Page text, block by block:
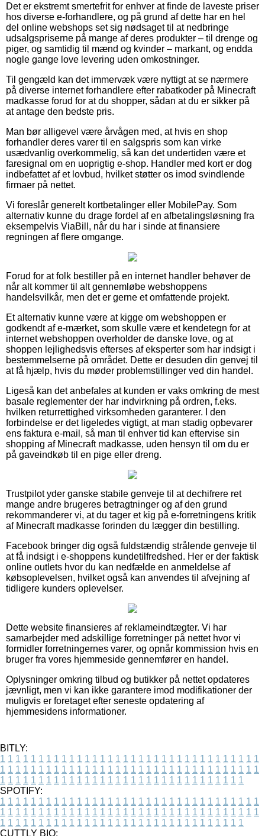
Det er ekstremt smertefrit for enhver at finde de laveste priser
hos diverse e-forhandlere, og på grund af dette har en hel
del online webshops set sig nødsaget til at nedbringe
udsalgspriserne på mange af deres produkter – til drenge og
piger, og samtidig til mænd og kvinder – markant, og endda
nogle gange love levering uden omkostninger.
Til gengæld kan det immervæk være nyttigt at se nærmere
på diverse internet forhandlere efter rabatkoder på Minecraft
madkasse forud for at du shopper, sådan at du er sikker på
at antage den bedste pris.
Man bør alligevel være årvågen med, at hvis en shop
forhandler deres varer til en salgspris som kan virke
usædvanlig overkommelig, så kan det undertiden være et
faresignal om en uoprigtig e-shop. Handler med kort er dog
indbefattet af et lovbud, hvilket støtter os imod svindlende
firmaer på nettet.
Vi foreslår generelt kortbetalinger eller MobilePay. Som
alternativ kunne du drage fordel af en afbetalingsløsning fra
eksempelvis ViaBill, når du har i sinde at finansiere
regningen af flere omgange.
Forud for at folk bestiller på en internet handler behøver de
når alt kommer til alt gennemløbe webshoppens
handelsvilkår, men det er gerne et omfattende projekt.
Et alternativ kunne være at kigge om webshoppen er
godkendt af e-mærket, som skulle være et kendetegn for at
internet webshoppen overholder de danske love, og at
shoppen lejlighedsvis efterses af eksperter som har indsigt i
bestemmelserne på området. Dette er desuden din genvej til
at få hjælp, hvis du møder problemstillinger ved din handel.
Ligeså kan det anbefales at kunden er vaks omkring de mest
basale reglementer der har indvirkning på ordren, f.eks.
hvilken returrettighed virksomheden garanterer. I den
forbindelse er det ligeledes vigtigt, at man stadig opbevarer
ens faktura e-mail, så man til enhver tid kan eftervise sin
shopping af Minecraft madkasse, uden hensyn til om du er
på gaveindkøb til en pige eller dreng.
Trustpilot yder ganske stabile genveje til at dechifrere ret
mange andre brugeres betragtninger og af den grund
rekommanderer vi, at du tager et kig på e-forretningens kritik
af Minecraft madkasse forinden du lægger din bestilling.
Facebook bringer dig også fuldstændig strålende genveje til
at få indsigt i e-shoppens kundetilfredshed. Her er der faktisk
online outlets hvor du kan nedfælde en anmeldelse af
købsoplevelsen, hvilket også kan anvendes til afvejning af
tidligere kunders oplevelser.
Dette website finansieres af reklameindtægter. Vi har
samarbejder med adskillige forretninger på nettet hvor vi
formidler forretningernes varer, og opnår kommission hvis en
bruger fra vores hjemmeside gennemfører en handel.
Oplysninger omkring tilbud og butikker på nettet opdateres
jævnligt, men vi kan ikke garantere imod modifikationer der
muligvis er foretaget efter seneste opdatering af
hjemmesidens informationer.
BITLY:
1 1 1 1 1 1 1 1 1 1 1 1 1 1 1 1 1 1 1 1 1 1 1 1 1 1 1 1 1 1 1 1 1 1
1 1 1 1 1 1 1 1 1 1 1 1 1 1 1 1 1 1 1 1 1 1 1 1 1 1 1 1 1 1 1 1 1 1
1 1 1 1 1 1 1 1 1 1 1 1 1 1 1 1 1 1 1 1 1 1 1 1 1 1 1 1 1 1 1 1
SPOTIFY:
1 1 1 1 1 1 1 1 1 1 1 1 1 1 1 1 1 1 1 1 1 1 1 1 1 1 1 1 1 1 1 1 1 1
1 1 1 1 1 1 1 1 1 1 1 1 1 1 1 1 1 1 1 1 1 1 1 1 1 1 1 1 1 1 1 1 1 1
1 1 1 1 1 1 1 1 1 1 1 1 1 1 1 1 1 1 1 1 1 1 1 1 1 1 1 1 1 1 1 1
CUTTLY BIO: